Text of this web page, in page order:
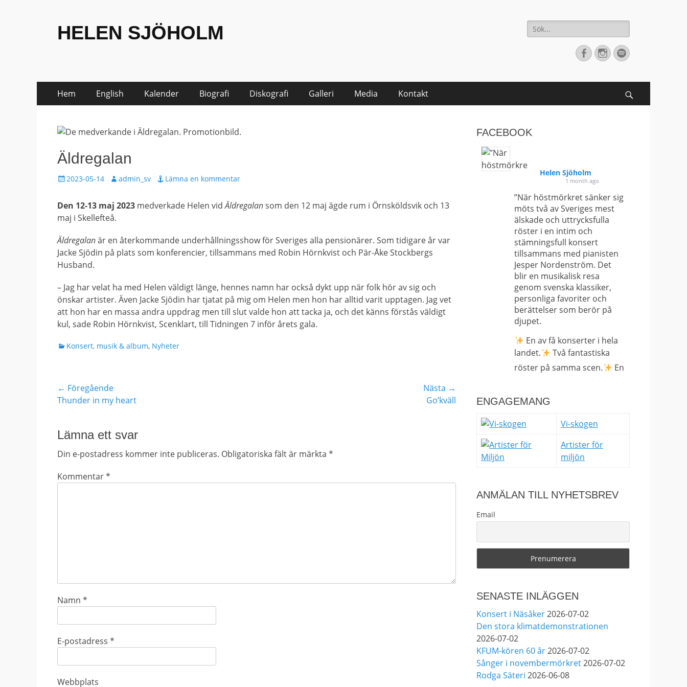
HELEN SJÖHOLM
Sök
efter:
FacebookInstagram
Spotify
Primär
meny
Hem English Kalender Biografi Diskografi Galleri Media Kontakt
Äldregalan
Publicerat
2023-05-14 Författare
admin_sv Lämna en kommentar
Den 12-13 maj 2023 medverkade Helen vidÄldregalansom den 12 maj ägde rum i Örnsköldsvik och 13
maj i Skellefteå.
Äldregalanär en återkommande underhållningsshow för Sveriges alla pensionärer. Som tidigare år var
Jacke Sjödin på plats som konferencier, tillsammans med Robin Hörnkvist och Pär-Åke Stockbergs
Husband.
– Jag har velat ha med Helen väldigt länge, hennes namn har också dykt upp när folk hör av sig och
önskar artister. Även Jacke Sjödin har tjatat på mig om Helen men hon har alltid varit upptagen. Jag vet
att hon har en massa andra uppdrag men till slut valde hon att tacka ja, och det känns förstås väldigt
kul, sade Robin Hörnkvist, Scenklart, till Tidningen 7 inför årets gala.
Kategorier
Konsert, musik & album, Nyheter
Inläggsnavigering
← Föregående
Föregående
Thunder in my heart
Nästa →
Go’kväll
Lämna ett svar
Din e-postadress kommer inte publiceras. Obligatoriska fält är märkta *
Kommentar*
Namn *
E-postadress *
Webbplats
FACEBOOK
Helen Sjöholm
1 month ago
”När höstmörkret sänker sig
möts två av Sveriges mest
älskade och uttrycksfulla
röster i en intim och
stämningsfull konsert
tillsammans med pianisten
Jesper Nordenström. Det
blir en musikalisk resa
genom svenska klassiker,
personliga favoriter och
berättelser som berör på
djupet.
En av få konserter i hela
landet.
Två fantastiska
röster på samma scen.
En
upplevas på plats.
långt ifrån en vanlig konsert
möjlighet att uppleva Helen
Sjöholm och Anna Stadling
konsert med Nimbus på
Hamburger Börs.
Gör som jag - kom dit!! Det
blir grymt
Nimbus är
Melvin Andreassen/ Adil
ENGAGEMANG
Vi-skogen
Artister för
miljön
ANMÄLAN TILL NYHETSBREV
Email
SENASTE INLÄGGEN
Konsert i Näsåker2026-07-02
Den stora klimatdemonstrationen
2026-07-02
KFUM-kören 60 år2026-07-02
Sånger i novembermörkret2026-07-02
Rodga Säteri 2026-06-08